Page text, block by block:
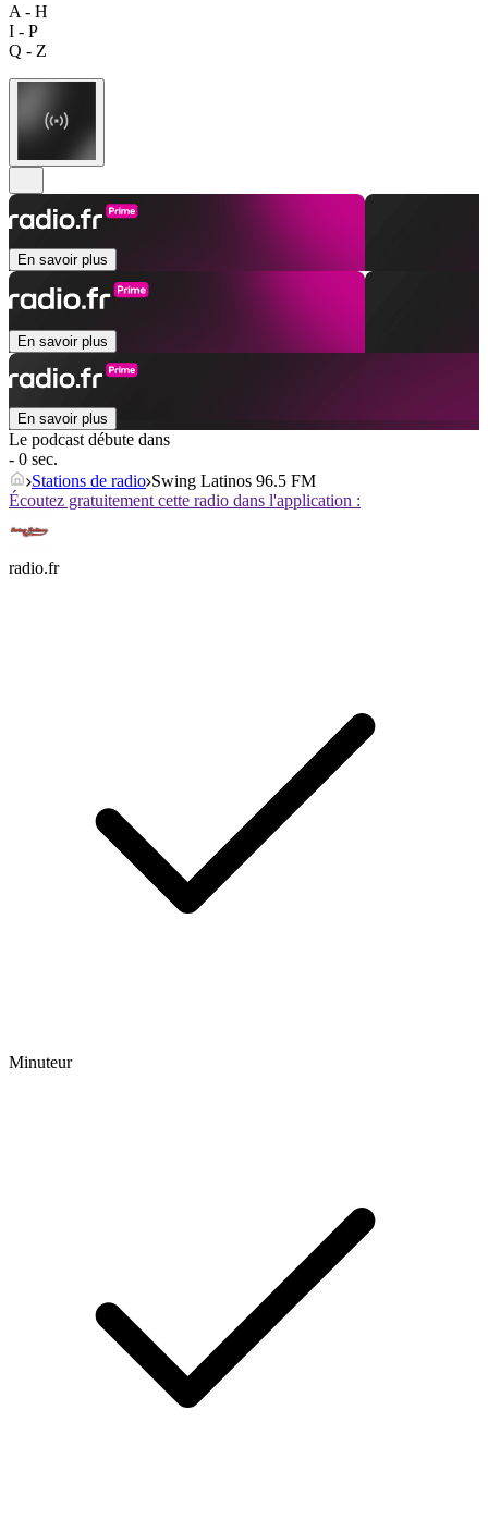
A - H
I - P
Q - Z
En savoir plus
En savoir plus
En savoir plus
Le podcast débute dans
- 0 sec.
Stations de radio Swing Latinos 96.5 FM
Écoutez gratuitement cette radio dans l'application :
radio.fr
Minuteur